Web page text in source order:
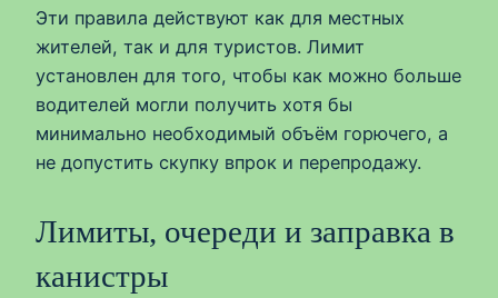
Эти правила действуют как для местных
жителей, так и для туристов. Лимит
установлен для того, чтобы как можно больше
водителей могли получить хотя бы
минимально необходимый объём горючего, а
не допустить скупку впрок и перепродажу.
Лимиты, очереди и заправка в
канистры